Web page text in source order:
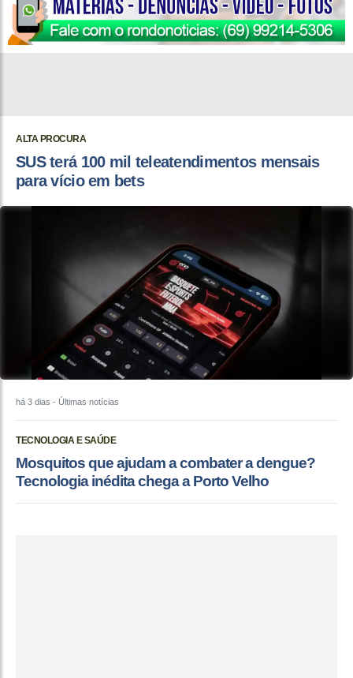
ALTA PROCURA
SUS terá 100 mil teleatendimentos mensais
para vício em bets
há 3 dias - Últimas notícias
TECNOLOGIA E SAÚDE
Mosquitos que ajudam a combater a dengue?
Tecnologia inédita chega a Porto Velho